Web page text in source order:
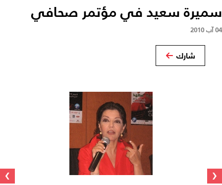
سميرة سعيد في مؤتمر صحافي
04 آب 2010
شارك
‹
›